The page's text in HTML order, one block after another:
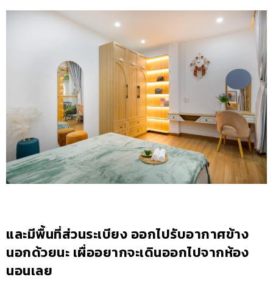
และมีพื้นที่ส่วนระเบียง ออกไปรับอากาศข้าง
นอกด้วยนะ เผื่ออยากจะเดินออกไปจากห้อง
นอนเลย